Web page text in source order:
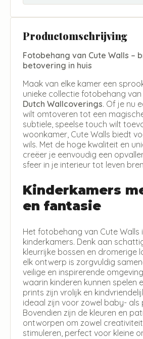
Productomschrijving
Fotobehang van Cute Walls –
betovering in huis
Maak van elke kamer een
unieke collectie fotobehang van
Dutch Wallcoverings. Of je nu
wilt omtoveren tot een
subtiele, speelse touch wilt
woonkamer, Cute Walls biedt
wils. Met de hoge kwaliteit en
creëer je eenvoudig een
sfeer in je interieur tot leven
Kinderkamers
en fantasie
Het fotobehang van Cute
kinderkamers. Denk aan
kleurrijke bossen en dromerige
elk ontwerp is zorgvuldig
veilige en inspirerende
waarin kinderen kunnen spelen
prints zijn vrolijk en
ideaal zijn voor zowel baby- als
Bovendien zijn de kleuren en
ontworpen om zowel
stimuleren, perfect voor kleine